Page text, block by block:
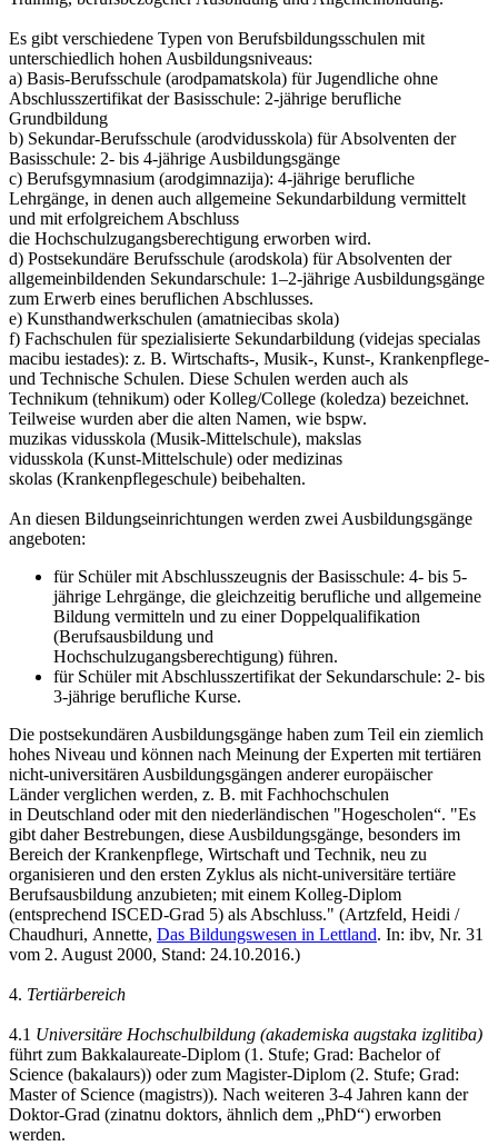
Es gibt verschiedene Typen von Berufsbildungsschulen mit
unterschiedlich hohen Ausbildungsniveaus:
a) Basis-Berufsschule (arodpamatskola) für Jugendliche ohne
Abschlusszertifikat der Basisschule: 2-jährige berufliche
Grundbildung
b) Sekundar-Berufsschule (arodvidusskola) für Absolventen der
Basisschule: 2- bis 4-jährige Ausbildungsgänge
c) Berufsgymnasium (arodgimnazija): 4-jährige berufliche
Lehrgänge, in denen auch allgemeine Sekundarbildung vermittelt
und mit erfolgreichem Abschluss
die Hochschulzugangsberechtigung erworben wird.
d) Postsekundäre Berufsschule (arodskola) für Absolventen der
allgemeinbildenden Sekundarschule: 1–2-jährige Ausbildungsgänge
zum Erwerb eines beruflichen Abschlusses.
e) Kunsthandwerkschulen (amatniecibas skola)
f) Fachschulen für spezialisierte Sekundarbildung (videjas specialas
macibu iestades): z. B. Wirtschafts-, Musik-, Kunst-, Krankenpflege-
und Technische Schulen. Diese Schulen werden auch als
Technikum (tehnikum) oder Kolleg/College (koledza) bezeichnet.
Teilweise wurden aber die alten Namen, wie bspw.
muzikas vidusskola (Musik-Mittelschule), makslas
vidusskola (Kunst-Mittelschule) oder medizinas
skolas (Krankenpflegeschule) beibehalten.
An diesen Bildungseinrichtungen werden zwei Ausbildungsgänge
angeboten:
für Schüler mit Abschlusszeugnis der Basisschule: 4- bis 5-
jährige Lehrgänge, die gleichzeitig berufliche und allgemeine
Bildung vermitteln und zu einer Doppelqualifikation
(Berufsausbildung und
Hochschulzugangsberechtigung) führen.
für Schüler mit Abschlusszertifikat der Sekundarschule: 2- bis
3-jährige berufliche Kurse.
Die postsekundären Ausbildungsgänge haben zum Teil ein ziemlich
hohes Niveau und können nach Meinung der Experten mit tertiären
nicht-universitären Ausbildungsgängen anderer europäischer
Länder verglichen werden, z. B. mit Fachhochschulen
in Deutschland oder mit den niederländischen "Hogescholen“. "Es
gibt daher Bestrebungen, diese Ausbildungsgänge, besonders im
Bereich der Krankenpflege, Wirtschaft und Technik, neu zu
organisieren und den ersten Zyklus als nicht-universitäre tertiäre
Berufsausbildung anzubieten; mit einem Kolleg-Diplom
(entsprechend ISCED-Grad 5) als Abschluss." (Artzfeld, Heidi /
Chaudhuri, Annette, Das Bildungswesen in Lettland. In: ibv, Nr. 31
vom 2. August 2000, Stand: 24.10.2016.)
4. Tertiärbereich
4.1 Universitäre Hochschulbildung (akademiska augstaka izglitiba)
führt zum Bakkalaureate-Diplom (1. Stufe; Grad: Bachelor of
Science (bakalaurs)) oder zum Magister-Diplom (2. Stufe; Grad:
Master of Science (magistrs)). Nach weiteren 3-4 Jahren kann der
Doktor-Grad (zinatnu doktors, ähnlich dem „PhD“) erworben
werden.